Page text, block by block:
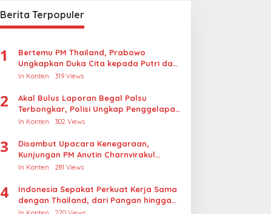
Berita Terpopuler
1
Bertemu PM Thailand, Prabowo
Ungkapkan Duka Cita kepada Putri dan
Selamat Ulang Tahun ke Raja Thailand
In Konten 319 Views
2
Akal Bulus Laporan Begal Palsu
Terbongkar, Polisi Ungkap Penggelapan
Uang Perusahaan untuk Crypto
In Konten 302 Views
3
Disambut Upacara Kenegaraan,
Kunjungan PM Anutin Charnvirakul
Perkuat Hubungan Indonesia-Thailand
In Konten 281 Views
4
Indonesia Sepakat Perkuat Kerja Sama
dengan Thailand, dari Pangan hingga
Ekonomi Digital